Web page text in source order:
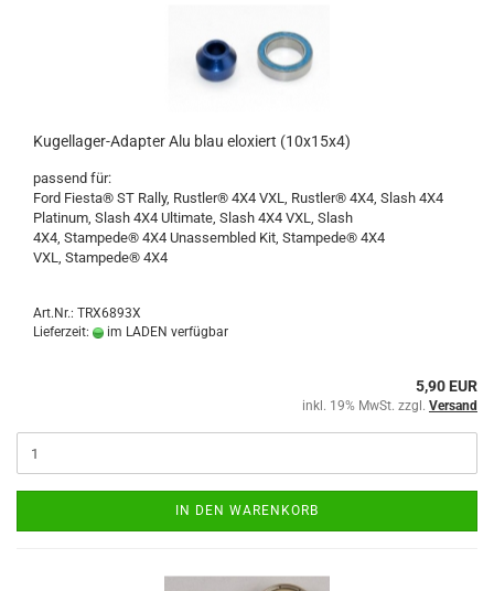
Kugellager-Adapter Alu blau eloxiert (10x15x4)
passend für:
Ford Fiesta® ST Rally, Rustler® 4X4 VXL, Rustler® 4X4, Slash 4X4
Platinum, Slash 4X4 Ultimate, Slash 4X4 VXL, Slash
4X4, Stampede® 4X4 Unassembled Kit, Stampede® 4X4
VXL, Stampede® 4X4
Art.Nr.: TRX6893X
Lieferzeit:
im LADEN verfügbar
5,90 EUR
inkl. 19% MwSt. zzgl. Versand
IN DEN WARENKORB